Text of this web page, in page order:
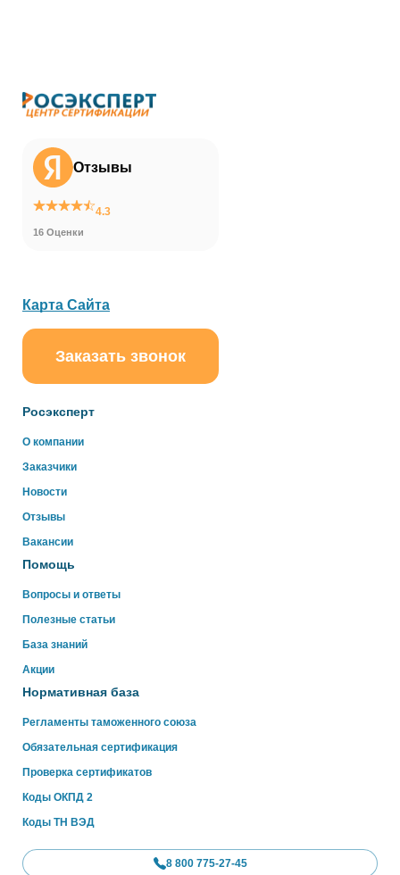
Отзывы
4.3
16 Оценки
Росэксперт
О компании
Заказчики
Новости
Отзывы
Вакансии
Помощь
Вопросы и ответы
Полезные статьи
База знаний
Акции
Нормативная база
Регламенты таможенного союза
Обязательная сертификация
Проверка сертификатов
Коды ОКПД 2
Коды ТН ВЭД
Карта Сайта
Заказать звонок
8 800 775-27-45
online
Здравствуйте!
Свяжитесь с нами через WhatsApp нажав на кнопку